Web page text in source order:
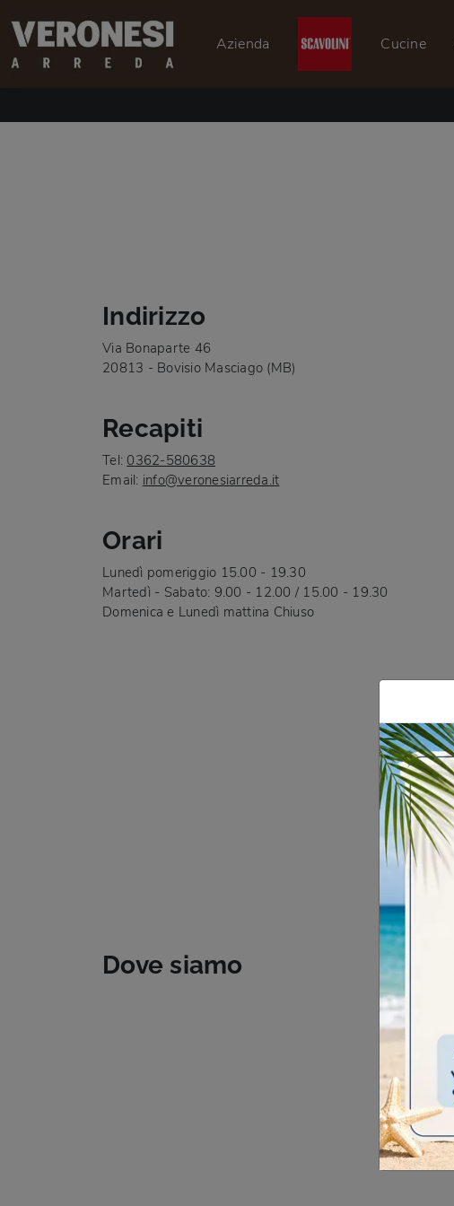
Azienda Cucine
Indirizzo
Via Bonaparte 46
20813 - Bovisio Masciago (MB)
Recapiti
Tel: 0362-580638
Email: info@veronesiarreda.it
Orari
Lunedì pomeriggio 15.00 - 19.30
Martedì - Sabato: 9.00 - 12.00 / 15.00 - 19.30
Domenica e Lunedì mattina Chiuso
Dove siamo